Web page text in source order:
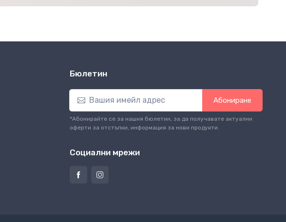
Бюлетин
Абониране
*Абонирайте се за нашия бюлетин, за да получавате актуални
оферти за отстъпки, информация за нови продукти.
Социални мрежи